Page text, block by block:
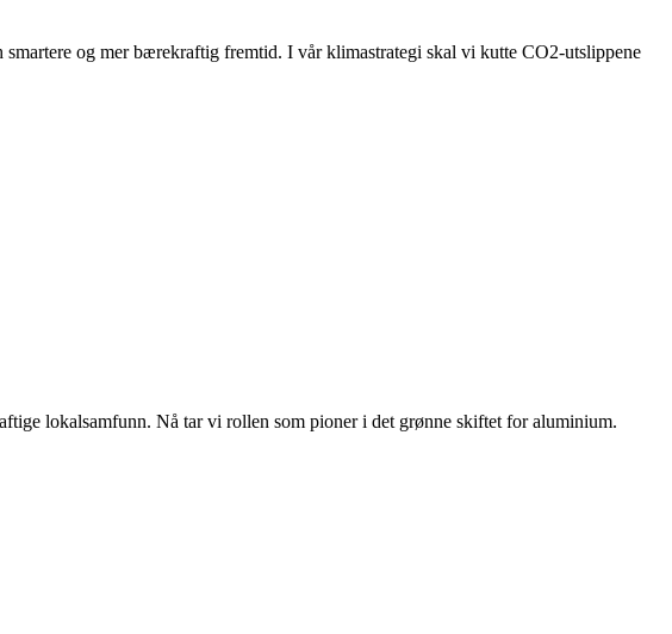
og mer bærekraftig fremtid. I vår klimastrategi skal vi kutte CO2-utslippene
lokalsamfunn. Nå tar vi rollen som pioner i det grønne skiftet for aluminium.